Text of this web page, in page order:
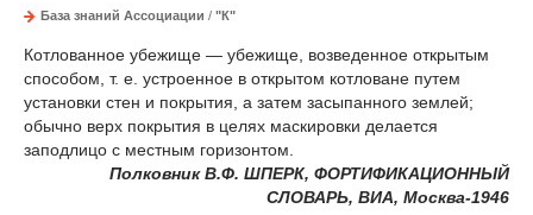
База знаний Ассоциации / "К"
Котлованное убежище — убежище, возведенное открытым
способом, т. е. устроенное в открытом котловане путем
установки стен и покрытия, а затем засыпанного землей;
обычно верх покрытия в целях маскировки делается
заподлицо с местным горизонтом.
Полковник В.Ф. ШПЕРК, ФОРТИФИКАЦИОННЫЙ
СЛОВАРЬ, ВИА, Москва-1946